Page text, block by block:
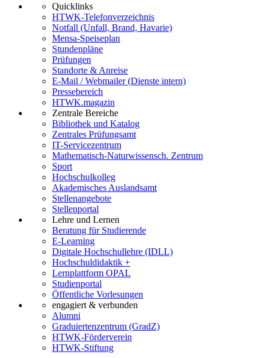
Quicklinks
HTWK-Telefonverzeichnis
Notfall (Unfall, Brand, Havarie)
Mensa-Speiseplan
Stundenpläne
Prüfungen
Standorte & Anreise
E-Mail / Webmailer (Dienste intern)
Pressebereich
HTWK.magazin
Zentrale Bereiche
Bibliothek und Katalog
Zentrales Prüfungsamt
IT-Servicezentrum
Mathematisch-Naturwissensch. Zentrum
Sport
Hochschulkolleg
Akademisches Auslandsamt
Stellenangebote
Stellenportal
Lehre und Lernen
Beratung für Studierende
E-Learning
Digitale Hochschullehre (IDLL)
Hochschuldidaktik +
Lernplattform OPAL
Studienportal
Öffentliche Vorlesungen
engagiert & verbunden
Alumni
Graduiertenzentrum (GradZ)
HTWK-Förderverein
HTWK-Stiftung